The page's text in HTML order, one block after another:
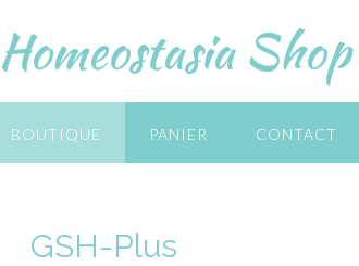
Homeostasia Shop
BOUTIQUE PANIER CONTACT
GSH-Plus